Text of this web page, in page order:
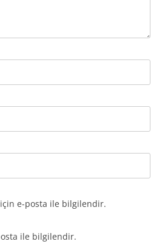
e-posta ile bilgilendir.
ile bilgilendir.